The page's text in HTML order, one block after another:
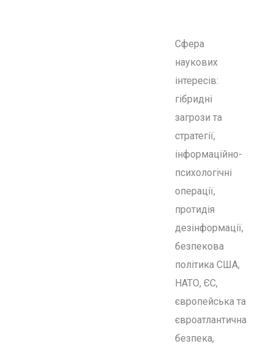
Сфера
наукових
інтересів:
гібридні
загрози та
стратегії,
інформаційно-
психологічні
операції,
протидія
дезінформації,
безпекова
політика США,
НАТО, ЄС,
європейська та
євроатлантична
безпека,